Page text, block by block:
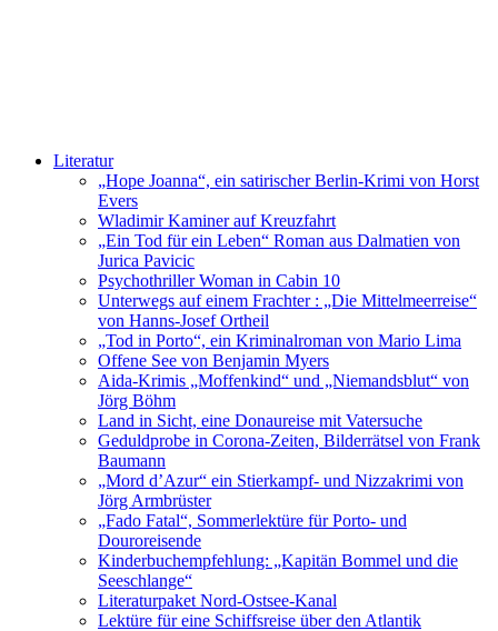
Literatur
„Hope Joanna“, ein satirischer Berlin-Krimi von Horst
Evers
Wladimir Kaminer auf Kreuzfahrt
„Ein Tod für ein Leben“ Roman aus Dalmatien von
Jurica Pavicic
Psychothriller Woman in Cabin 10
Unterwegs auf einem Frachter : „Die Mittelmeerreise“
von Hanns-Josef Ortheil
„Tod in Porto“, ein Kriminalroman von Mario Lima
Offene See von Benjamin Myers
Aida-Krimis „Moffenkind“ und „Niemandsblut“ von
Jörg Böhm
Land in Sicht, eine Donaureise mit Vatersuche
Geduldprobe in Corona-Zeiten, Bilderrätsel von Frank
Baumann
„Mord d’Azur“ ein Stierkampf- und Nizzakrimi von
Jörg Armbrüster
„Fado Fatal“, Sommerlektüre für Porto- und
Douroreisende
Kinderbuchempfehlung: „Kapitän Bommel und die
Seeschlange“
Literaturpaket Nord-Ostsee-Kanal
Lektüre für eine Schiffsreise über den Atlantik